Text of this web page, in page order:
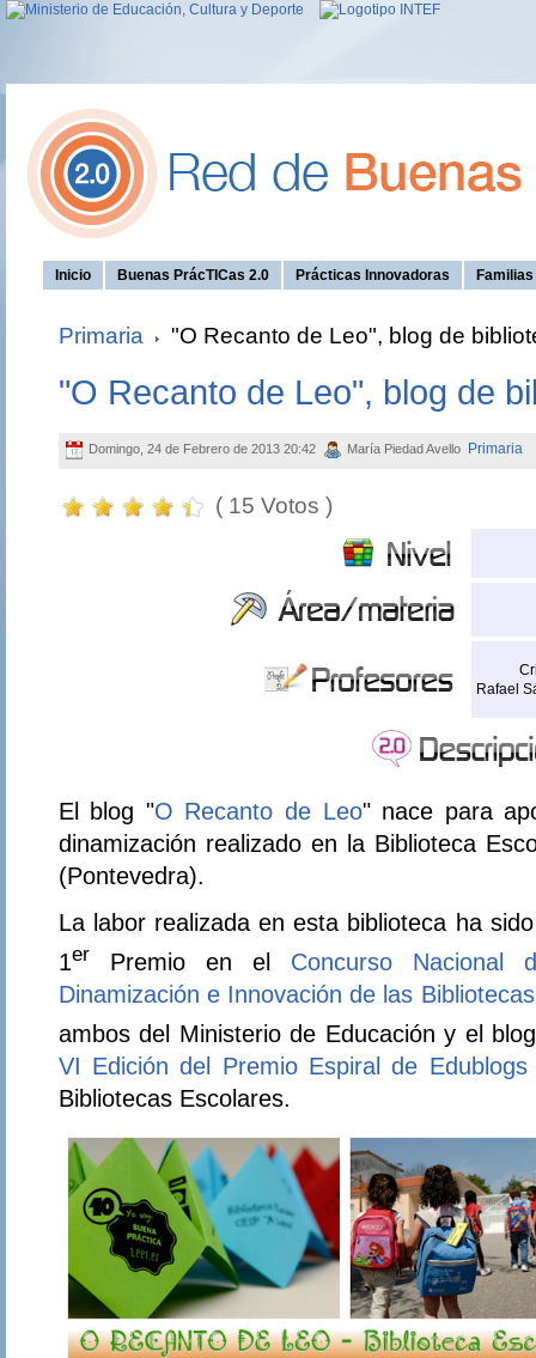
Inicio Buenas PrácTICas 2.0 Prácticas Innovadoras
Primaria "O Recanto de Leo", blog de
"O Recanto de Leo", blog de
Domingo, 24 de Febrero de 2013 20:42 María Piedad Avello Primaria
( 15 Votos )
Rafael
El blog "O Recanto de Leo" nace para
dinamización realizado en la Biblioteca
(Pontevedra).
La labor realizada en esta biblioteca ha
1erPremio en el Concurso Nacional
Dinamización e Innovación de las
ambos del Ministerio de Educación y el
VI Edición del Premio Espiral de Edublogs
Bibliotecas Escolares.